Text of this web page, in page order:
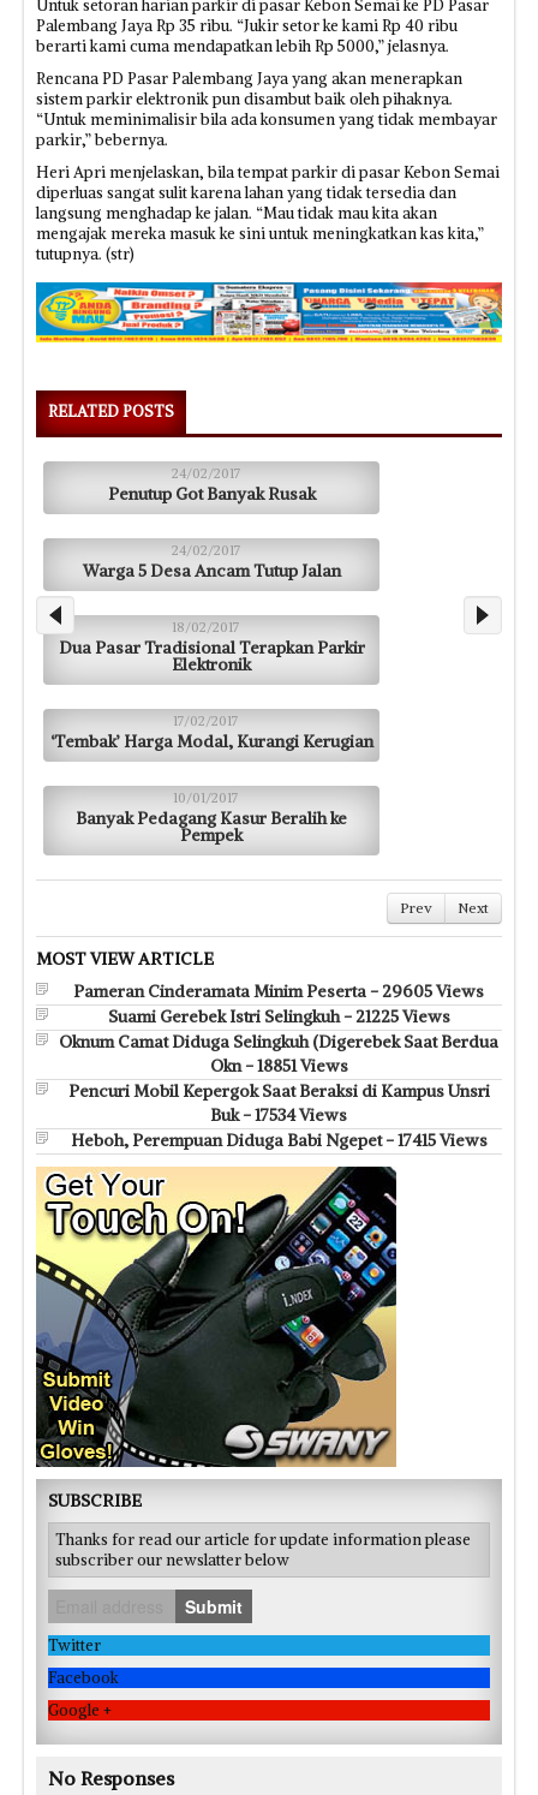
Untuk setoran harian parkir di pasar Kebon Semai ke PD Pasar
Palembang Jaya Rp 35 ribu. “Jukir setor ke kami Rp 40 ribu
berarti kami cuma mendapatkan lebih Rp 5000,” jelasnya.
Rencana PD Pasar Palembang Jaya yang akan menerapkan
sistem parkir elektronik pun disambut baik oleh pihaknya.
“Untuk meminimalisir bila ada konsumen yang tidak membayar
parkir,” bebernya.
Heri Apri menjelaskan, bila tempat parkir di pasar Kebon Semai
diperluas sangat sulit karena lahan yang tidak tersedia dan
langsung menghadap ke jalan. “Mau tidak mau kita akan
mengajak mereka masuk ke sini untuk meningkatkan kas kita,”
tutupnya. (str)
RELATED POSTS
24/02/2017
Penutup Got Banyak Rusak
24/02/2017
Warga 5 Desa Ancam Tutup Jalan
18/02/2017
Dua Pasar Tradisional Terapkan Parkir
Elektronik
17/02/2017
‘Tembak’ Harga Modal, Kurangi Kerugian
10/01/2017
Banyak Pedagang Kasur Beralih ke
Pempek
Prev Next
MOST VIEW ARTICLE
Pameran Cinderamata Minim Peserta - 29605 Views
Suami Gerebek Istri Selingkuh - 21225 Views
Oknum Camat Diduga Selingkuh (Digerebek Saat Berdua
Okn - 18851 Views
Pencuri Mobil Kepergok Saat Beraksi di Kampus Unsri
Buk - 17534 Views
Heboh, Perempuan Diduga Babi Ngepet - 17415 Views
SUBSCRIBE
Thanks for read our article for update information please
subscriber our newslatter below
Submit
Twitter
Facebook
Google +
No Responses